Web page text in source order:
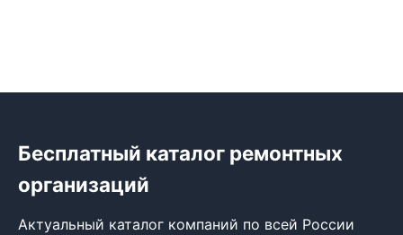
Бесплатный каталог ремонтных
организаций
Актуальный каталог компаний по всей России